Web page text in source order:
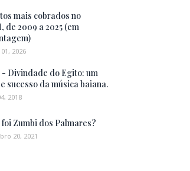
mais cobrados no
de 2009 a 2025 (em
2026
- Divindade do Egito: um
sucesso da música baiana.
2018
foi Zumbi dos Palmares?
20, 2021